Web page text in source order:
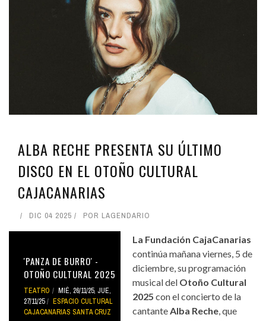
ALBA RECHE PRESENTA SU ÚLTIMO
DISCO EN EL OTOÑO CULTURAL
CAJACANARIAS
DIC 04 2025 POR LAGENDARIO
'PANZA DE BURRO' -
OTOÑO CULTURAL 2025
TEATRO MIÉ, 26/11/25, JUE,
27/11/25
ESPACIO CULTURAL
CAJACANARIAS SANTA CRUZ
La Fundación CajaCanarias
continúa mañana viernes, 5 de
diciembre, su programación
musical del Otoño Cultural
2025 con el concierto de la
cantanteAlba Reche, que